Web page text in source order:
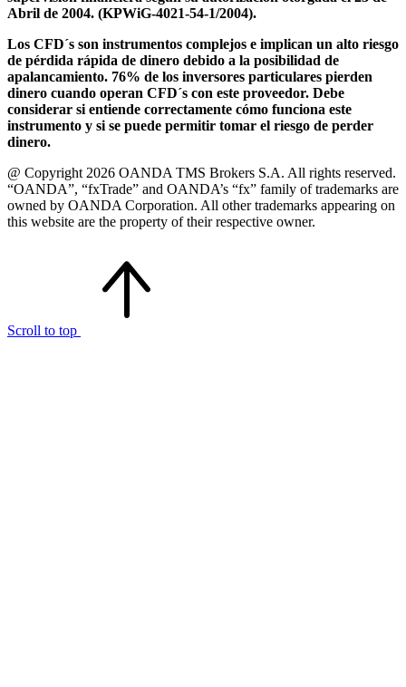
Abril de 2004. (KPWiG-4021-54-1/2004).
Los CFD´s son instrumentos complejos e implican un alto riesgo
de pérdida rápida de dinero debido a la posibilidad de
apalancamiento. 76% de los inversores particulares pierden
dinero cuando operan CFD´s con este proveedor. Debe
considerar si entiende correctamente cómo funciona este
instrumento y si se puede permitir tomar el riesgo de perder
dinero.
@ Copyright 2026 OANDA TMS Brokers S.A. All rights reserved.
“OANDA”, “fxTrade” and OANDA’s “fx” family of trademarks are
owned by OANDA Corporation. All other trademarks appearing on
this website are the property of their respective owner.
Scroll to top